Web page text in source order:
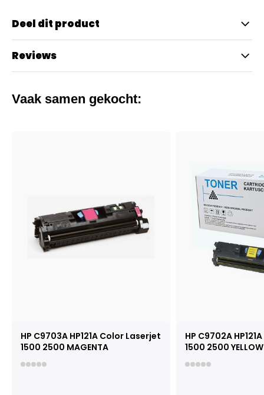
Deel dit product
Reviews
Vaak samen gekocht:
HP C9703A HP121A Color Laserjet
1500 2500 MAGENTA
HP C9702A
1500 2500 YELLOW